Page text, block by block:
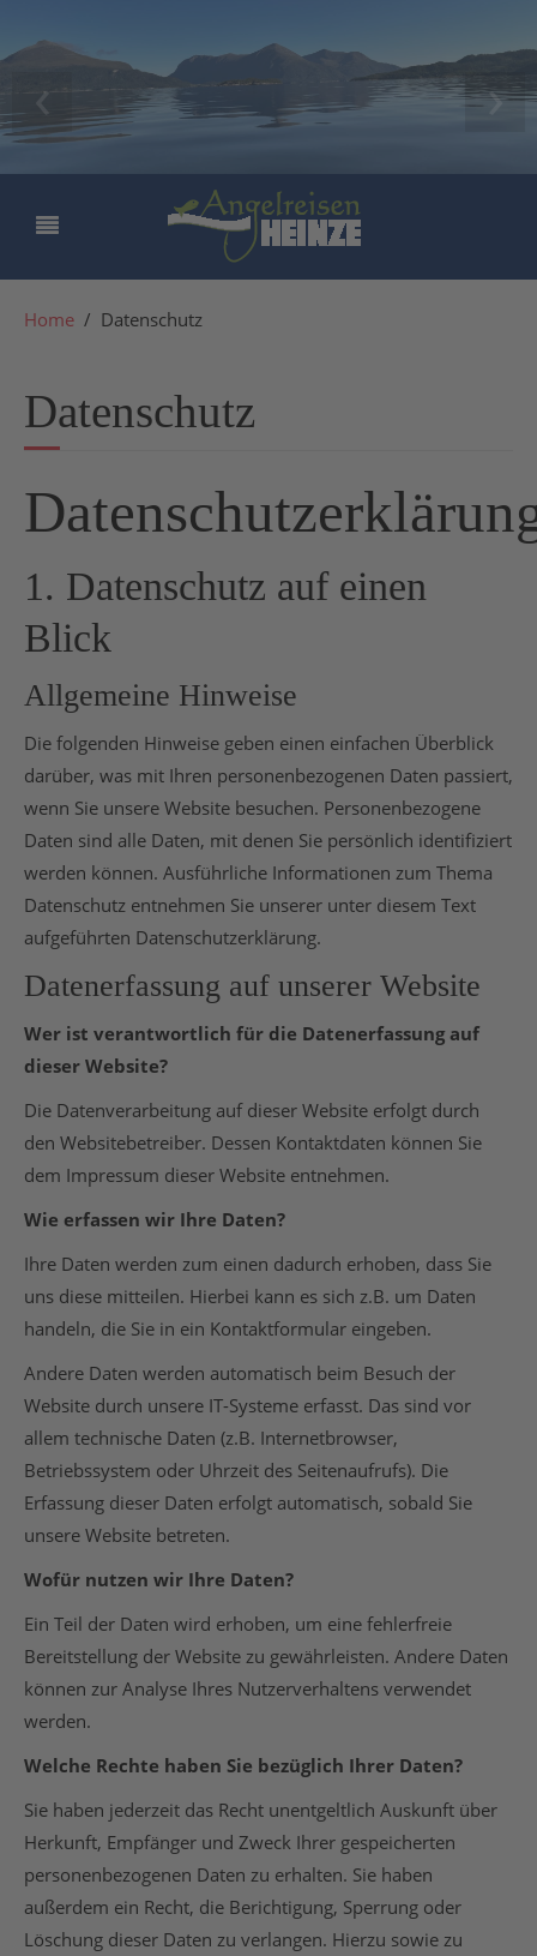
›
‹
Home Datenschutz
Datenschutz
1. Datenschutz auf einen
Blick
Allgemeine Hinweise
Die folgenden Hinweise geben einen einfachen Überblick
darüber, was mit Ihren personenbezogenen Daten passiert,
wenn Sie unsere Website besuchen. Personenbezogene
Daten sind alle Daten, mit denen Sie persönlich identifiziert
werden können. Ausführliche Informationen zum Thema
Datenschutz entnehmen Sie unserer unter diesem Text
aufgeführten Datenschutzerklärung.
Datenerfassung auf unserer Website
Wer ist verantwortlich für die Datenerfassung auf
dieser Website?
Die Datenverarbeitung auf dieser Website erfolgt durch
den Websitebetreiber. Dessen Kontaktdaten können Sie
dem Impressum dieser Website entnehmen.
Wie erfassen wir Ihre Daten?
Ihre Daten werden zum einen dadurch erhoben, dass Sie
uns diese mitteilen. Hierbei kann es sich z.B. um Daten
handeln, die Sie in ein Kontaktformular eingeben.
Andere Daten werden automatisch beim Besuch der
Website durch unsere IT-Systeme erfasst. Das sind vor
allem technische Daten (z.B. Internetbrowser,
Betriebssystem oder Uhrzeit des Seitenaufrufs). Die
Erfassung dieser Daten erfolgt automatisch, sobald Sie
unsere Website betreten.
Wofür nutzen wir Ihre Daten?
Ein Teil der Daten wird erhoben, um eine fehlerfreie
Bereitstellung der Website zu gewährleisten. Andere Daten
können zur Analyse Ihres Nutzerverhaltens verwendet
werden.
Welche Rechte haben Sie bezüglich Ihrer Daten?
Sie haben jederzeit das Recht unentgeltlich Auskunft über
Herkunft, Empfänger und Zweck Ihrer gespeicherten
personenbezogenen Daten zu erhalten. Sie haben
außerdem ein Recht, die Berichtigung, Sperrung oder
Löschung dieser Daten zu verlangen. Hierzu sowie zu